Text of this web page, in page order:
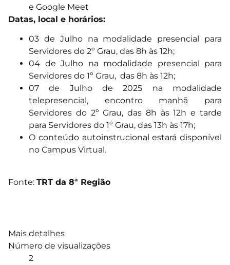
e Google Meet
Datas, local e horários:
03 de Julho na modalidade presencial para
Servidores do 2º Grau, das 8h às 12h;
04 de Julho na modalidade presencial para
Servidores do 1º Grau, das 8h às 12h;
07 de Julho de 2025 na modalidade
telepresencial, encontro manhã para
Servidores do 2º Grau, das 8h às 12h e tarde
para Servidores do 1º Grau, das 13h às 17h;
O conteúdo autoinstrucional estará disponível
no Campus Virtual.
Fonte: TRT da 8ª Região
Mais detalhes
Número de visualizações
2